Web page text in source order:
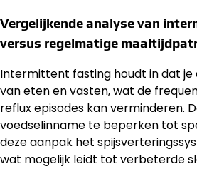
Vergelijkende analyse van
versus regelmatige
Intermittent fasting houdt in dat je
van eten en vasten, wat de
reflux episodes kan verminderen.
voedselinname te beperken tot
deze aanpak het
wat mogelijk leidt tot verbeterde